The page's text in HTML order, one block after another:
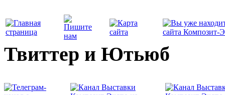
Твиттер и Ютьюб